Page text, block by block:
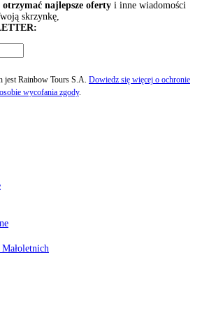
najlepsze oferty i inne wiadomości
skrzynkę,
jest Rainbow Tours S.A. Dowiedz się więcej o ochronie
wycofania zgody.